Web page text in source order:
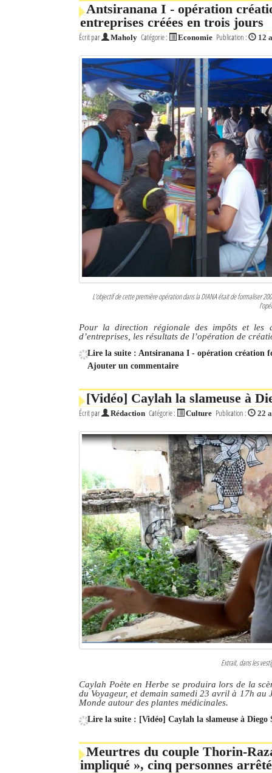
Antsiranana I - opération
entreprises créées en trois jours
Écrit par Maholy Catégorie : Economie Publication : 12
L'objectif de cette première opération dans la DIANA était de formaliser
Pour la direction régionale des impôts et les
d’entreprises, les résultats de l’opération de
Lire la suite : Antsiranana I - opération création
Ajouter un commentaire
[Vidéo] Caylah la slameuse à
Écrit par Rédaction Catégorie : Culture Publication : 22
Extrait, dans les
Caylah Poète en Herbe se produira lors de la
du Voyageur, et demain samedi 23 avril à 17h
Monde autour des plantes médicinales.
Lire la suite : [Vidéo] Caylah la slameuse à Diego
Meurtres du couple Thorin-
impliqué », cinq personnes